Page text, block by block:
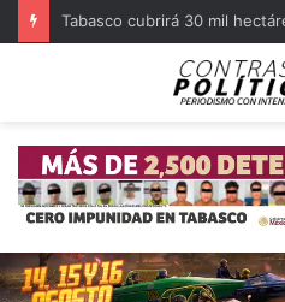
Pide ISSSTE detectar a